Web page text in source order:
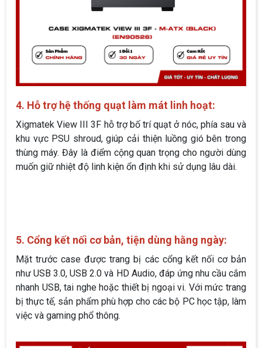
4. Hỗ trợ hệ thống quạt làm mát linh hoạt:
Xigmatek View III 3F hỗ trợ bố trí quạt ở nóc, phía sau và
khu vực PSU shroud, giúp cải thiện luồng gió bên trong
thùng máy. Đây là điểm cộng quan trọng cho người dùng
muốn giữ nhiệt độ linh kiện ổn định khi sử dụng lâu dài.
5. Cổng kết nối cơ bản, tiện dùng hằng ngày:
Mặt trước case được trang bị các cổng kết nối cơ bản
như USB 3.0, USB 2.0 và HD Audio, đáp ứng nhu cầu cắm
nhanh USB, tai nghe hoặc thiết bị ngoại vi. Với mức trang
bị thực tế, sản phẩm phù hợp cho các bộ PC học tập, làm
việc và gaming phổ thông.